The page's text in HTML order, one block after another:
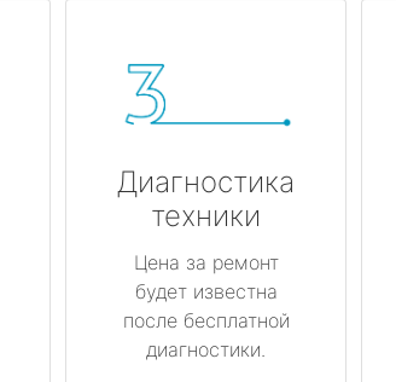
Диагностика
техники
Цена за ремонт
будет известна
после бесплатной
диагностики.